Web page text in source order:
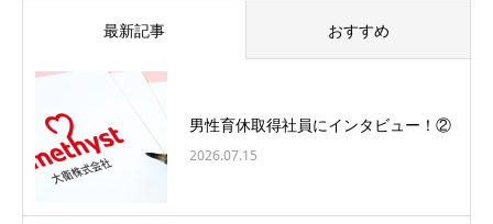
最新記事 おすすめ
男性育休取得社員にインタビュー！②
2026.07.15